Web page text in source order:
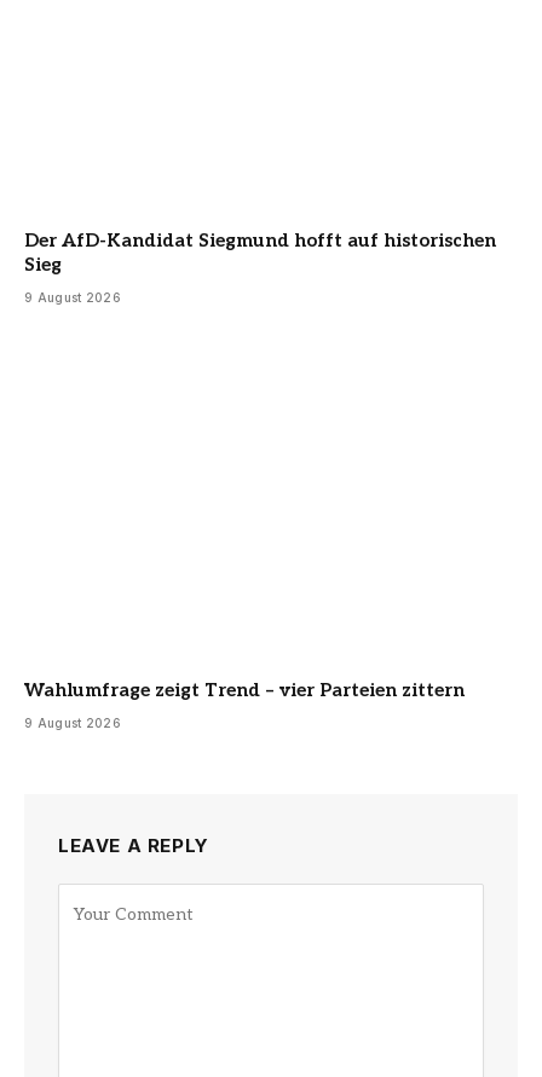
Der AfD-Kandidat Siegmund hofft auf historischen
Sieg
9 August 2026
Wahlumfrage zeigt Trend – vier Parteien zittern
9 August 2026
LEAVE A REPLY